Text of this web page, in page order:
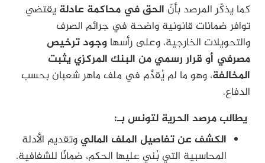
كما يذكّر المرصد بأنّ الحق في محاكمة عادلة يقتضي
توافر ضمانات قانونية واضحة في جرائم الصرف
والتحويلات الخارجية، وعلى رأسها وجود ترخيص
مصرفي أو قرار رسمي من البنك المركزي يثبت
المخالفة، وهو ما لم يُقدَّم في ملف ماهر شعبان بحسب
الدفاع.
يطالب مرصد الحرية لتونس بـ:
الكشف عن تفاصيل الملف الماليوتقديم الأدلة
المحاسبية التي بُني عليها الحكم، ضمانًا للشفافية.